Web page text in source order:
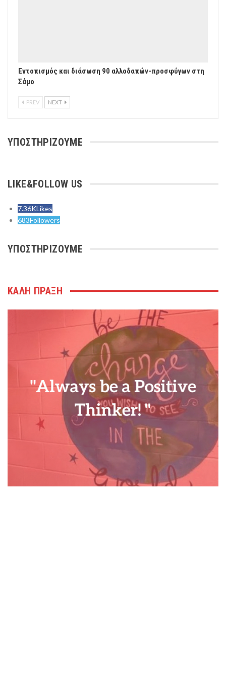
Εντοπισμός και διάσωση 90 αλλοδαπών-προσφύγων στη
Σάμο
PREV NEXT
ΥΠΟΣΤΗΡΙΖΟΥΜΕ
LIKE&FOLLOW US
7.36KLikes
683Followers
ΥΠΟΣΤΗΡΙΖΟΥΜΕ
ΚΑΛΗ ΠΡΑΞΗ